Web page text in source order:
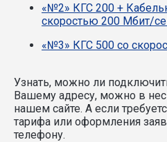
«№2» КГС 200 +
скоростью 200 Мбит/
«№3» КГС 500 со
Узнать, можно ли
Вашему адресу, можно в
нашем сайте. А если
тарифа или оформления
телефону.